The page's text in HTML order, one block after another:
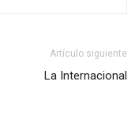
Artículo siguiente
La Internacional